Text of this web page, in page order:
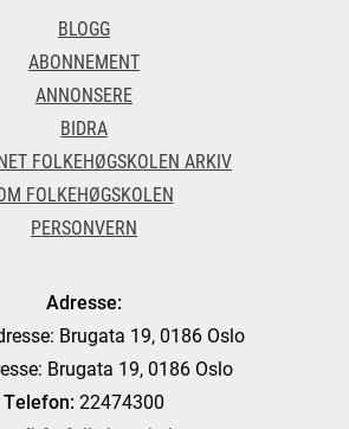
BLOGG
ABONNEMENT
ANNONSERE
BIDRA
FOLKEHØGSKOLEN ARKIV
FOLKEHØGSKOLEN
PERSONVERN
Adresse:
Brugata 19, 0186 Oslo
Brugata 19, 0186 Oslo
Telefon: 22474300